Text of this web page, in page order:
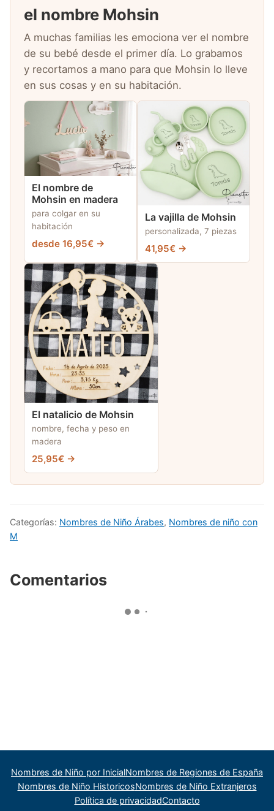
el nombre Mohsin
A muchas familias les emociona ver el nombre
de su bebé desde el primer día. Lo grabamos
y recortamos a mano para que Mohsin lo lleve
en sus cosas y en su habitación.
El nombre de
Mohsin en madera
para colgar en su
habitación
desde 16,95€ →
La vajilla de Mohsin
personalizada, 7 piezas
41,95€ →
El natalicio de Mohsin
nombre, fecha y peso en
madera
25,95€ →
Categorías: Nombres de Niño Árabes, Nombres de niño con
M
Comentarios
Nombres de Niño por InicialNombres de Regiones de España
Nombres de Niño HistoricosNombres de Niño Extranjeros
Política de privacidadContacto